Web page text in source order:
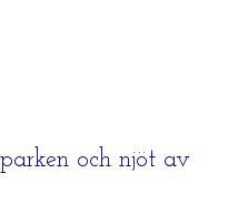
och njöt av